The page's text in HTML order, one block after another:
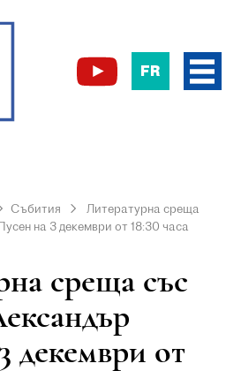
FR
Събития
Литературна среща
на 3 декември от 18:30 часа
среща със
декември от